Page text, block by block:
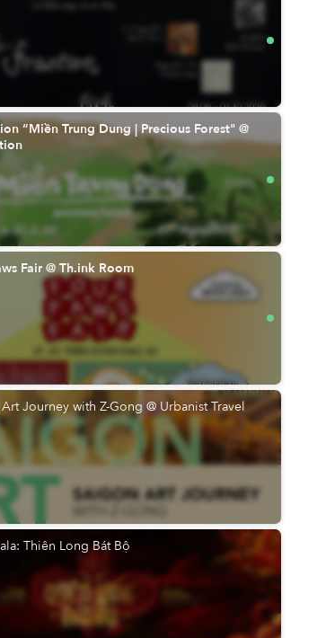
“Miền Trung Dung | Precious Forest" @
Fair @ Th.ink Room
Journey with Z-Gong @ Urbanist Travel
Thiên Long Bát Bộ